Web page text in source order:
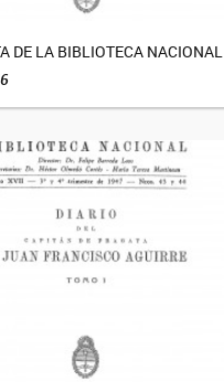
DE LA BIBLIOTECA NACIONAL